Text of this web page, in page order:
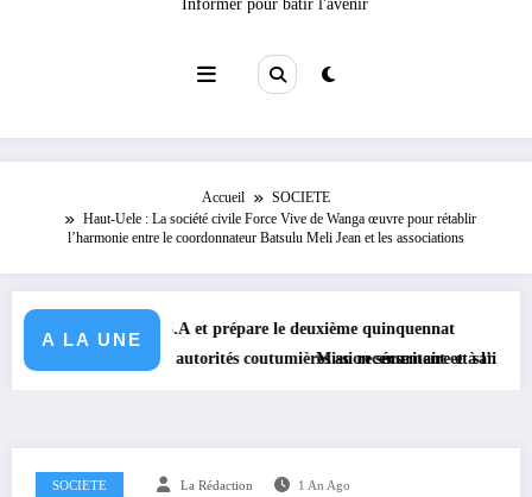
Informer pour bâtir l'avenir
Accueil
SOCIETE
Haut-Uele : La société civile Force Vive de Wanga œuvre pour rétablir
l’harmonie entre le coordonnateur Batsulu Meli Jean et les associations
A LA UNE
KGM S.A et prépare le deuxième quinquennat
les autorités coutumières au recensement et à l’identification de
Mission sécuritaire et sanitaire : le
SOCIETE La Rédaction 1 An Ago